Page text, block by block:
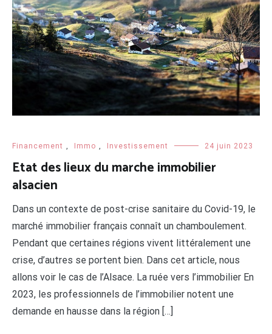
Financement , Immo , Investissement 24 juin 2023
Etat des lieux du marche immobilier
alsacien
Dans un contexte de post-crise sanitaire du Covid-19, le
marché immobilier français connaît un chamboulement.
Pendant que certaines régions vivent littéralement une
crise, d’autres se portent bien. Dans cet article, nous
allons voir le cas de l’Alsace. La ruée vers l’immobilier En
2023, les professionnels de l’immobilier notent une
demande en hausse dans la région […]